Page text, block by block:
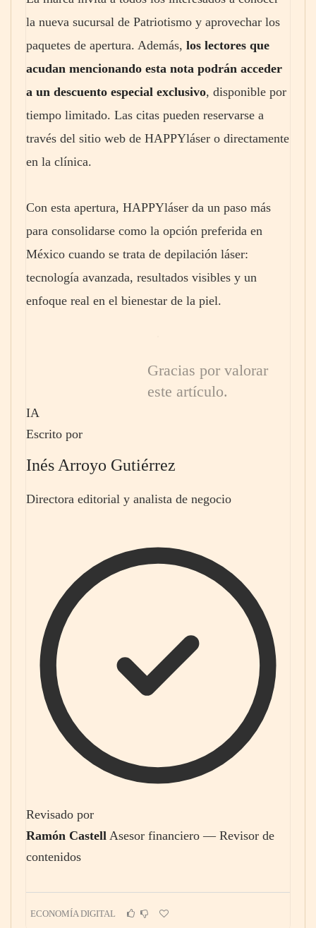
la nueva sucursal de Patriotismo y aprovechar los
paquetes de apertura. Además, los lectores que
acudan mencionando esta nota podrán acceder
a un descuento especial exclusivo, disponible por
tiempo limitado. Las citas pueden reservarse a
través del sitio web de HAPPYláser o directamente
en la clínica.
Con esta apertura, HAPPYláser da un paso más
para consolidarse como la opción preferida en
México cuando se trata de depilación láser:
tecnología avanzada, resultados visibles y un
enfoque real en el bienestar de la piel.
Gracias por valorar
este artículo.
IA
Escrito por
Inés Arroyo Gutiérrez
Directora editorial y analista de negocio
Revisado por
Ramón Castell Asesor financiero — Revisor de
contenidos
ECONOMÍA DIGITAL